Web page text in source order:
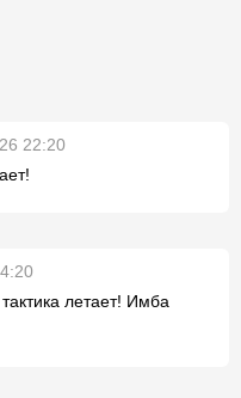
22:20
летает! Имба